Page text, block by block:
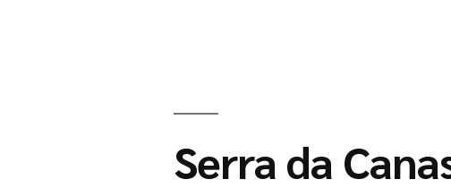
Serra da